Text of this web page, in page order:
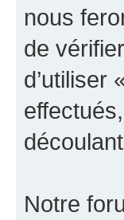
nous
de
d’utiliser
Notre